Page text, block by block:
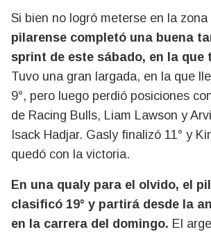
Si bien no logró meterse en la
pilarense completó una buena
sprint de este sábado, en la que
Tuvo una gran largada, en la que
9°, pero luego perdió posiciones
de Racing Bulls, Liam Lawson y
Isack Hadjar. Gasly finalizó 11° y
quedó con la victoria.
En una qualy para el olvido, el
clasificó 19° y partirá desde la
en la carrera del domingo. El